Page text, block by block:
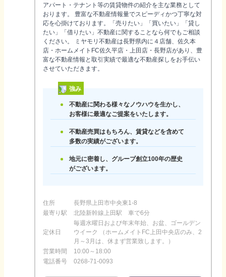
アパート・テナント等の賃貸物件の紹介を主な業務として
おります。 豊富な不動産情報量でスピーディかつ丁寧な対
応を心掛けております。「売りたい」「買いたい」「貸し
たい」「借りたい」不動産に関することなら何でもご相談
ください。 ミヤモリ不動産は長野県内に４店舗、佐久本
店・ホームメイトFC佐久平店・上田店・長野店があり、豊
富な不動産情報と取引実績で最適な不動産探しをお手伝い
させていただきます。
強み
不動産に関わる様々なノウハウを生かし、
お客様に最適なご提案をいたします。
不動産売買はもちろん、賃貸などを含めて
多数の実績がございます。
地元に密着し、グループ創立100年の歴史
がございます。
住所
長野県上田市中央東1-8
最寄り駅
北陸新幹線上田駅 車で6分
定休日
毎週水曜日および年末年始、お盆、ゴールデン
ウイーク （ホームメイトFC上田中央店のみ、2
月～3月は、休まず営業致します。）
営業時間
10:00～18:00
電話番号
0268-71-0093